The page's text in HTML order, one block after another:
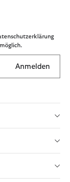
Anmelden